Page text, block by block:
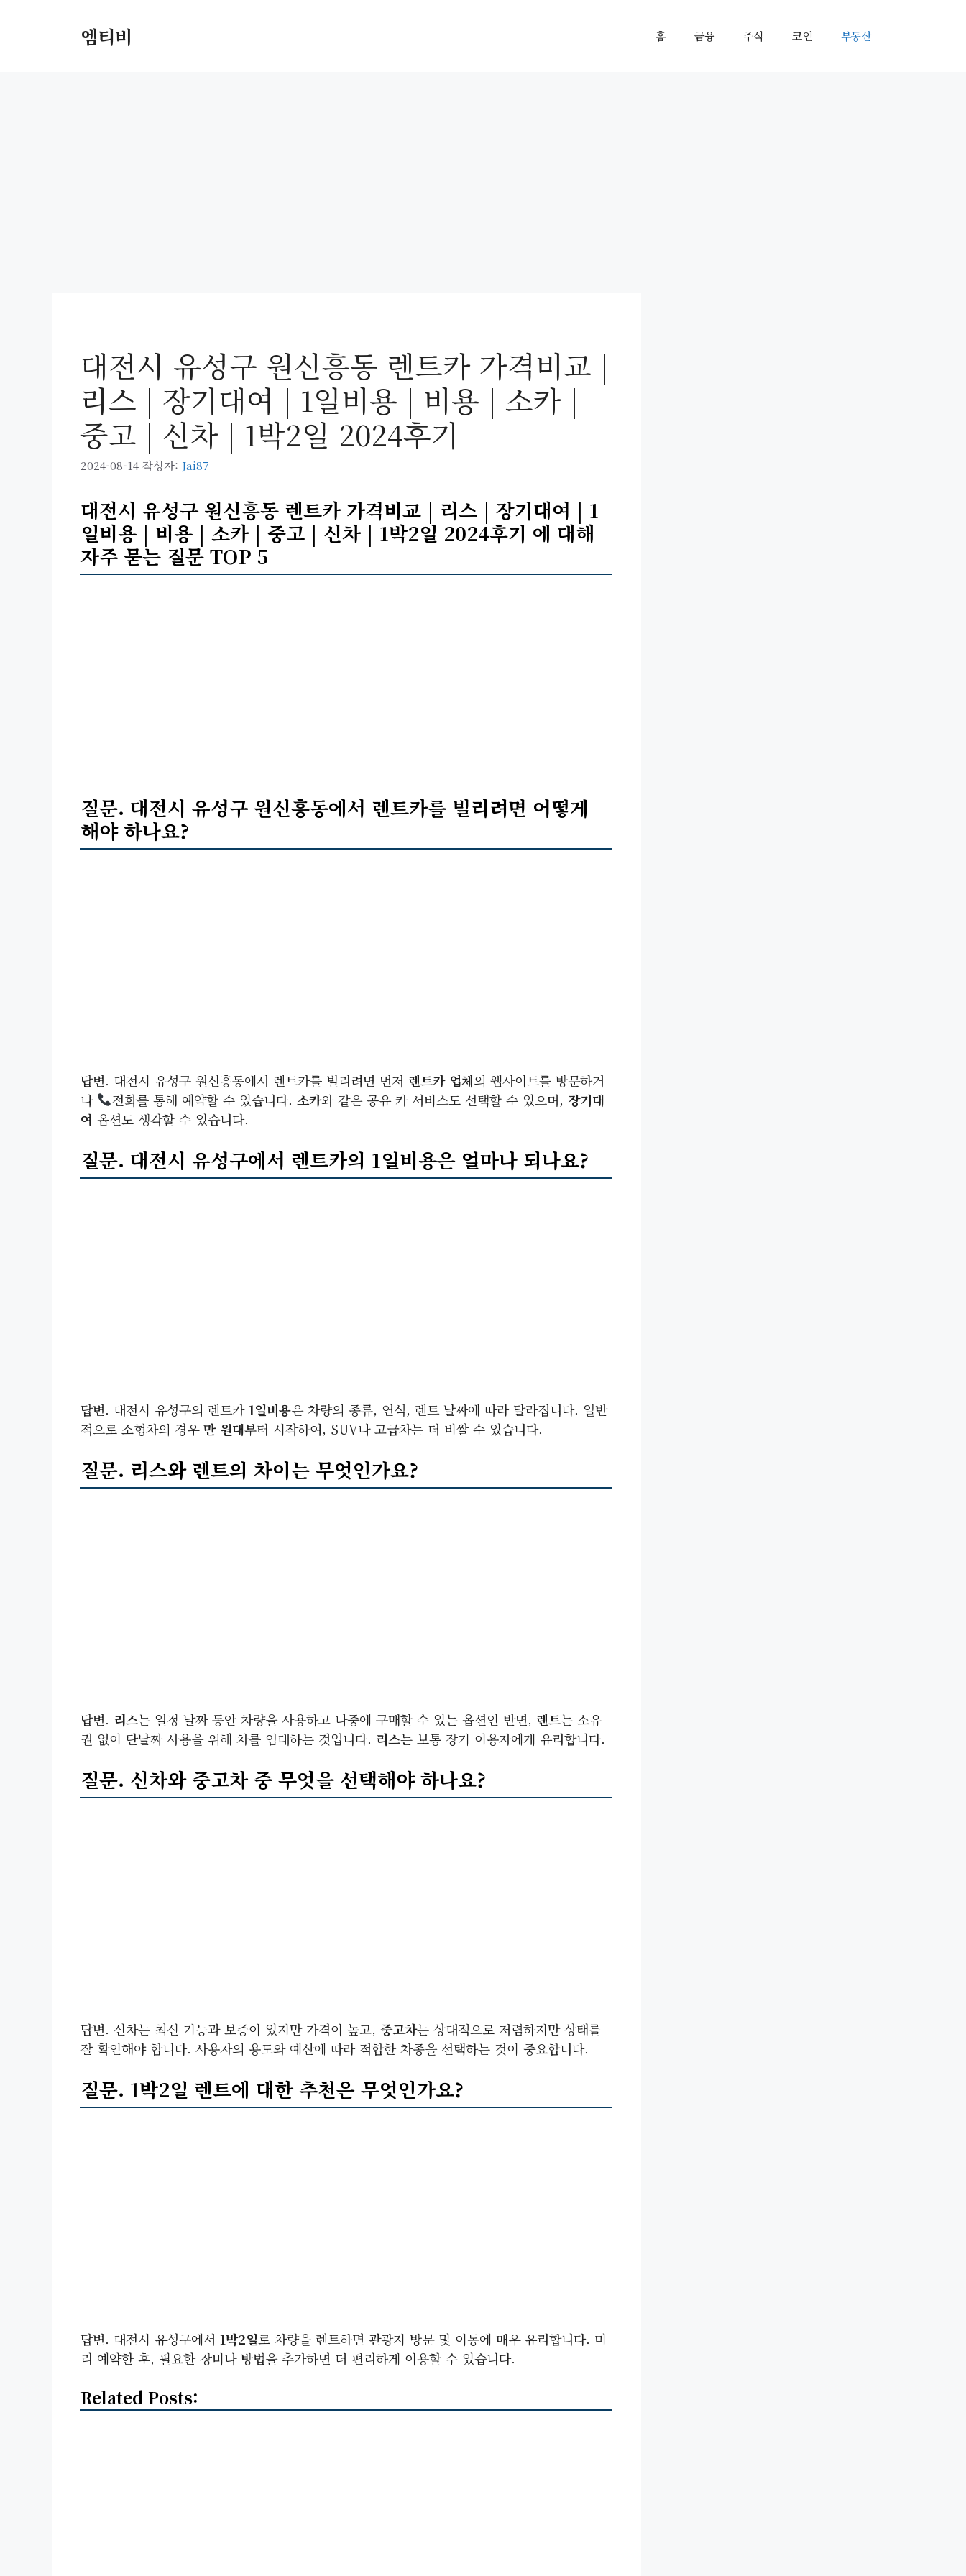
엠티비 홈 금융 주식 코인 부동산
대전시 유성구 원신흥동 렌트카 가격비교 |
리스 | 장기대여 | 1일비용 | 비용 | 소카 |
중고 | 신차 | 1박2일 2024후기
2024-08-14 작성자: Jai87
대전시 유성구 원신흥동 렌트카 가격비교 | 리스 | 장기대여 | 1
일비용 | 비용 | 소카 | 중고 | 신차 | 1박2일 2024후기 에 대해
자주 묻는 질문 TOP 5
질문. 대전시 유성구 원신흥동에서 렌트카를 빌리려면 어떻게
해야 하나요?
답변. 대전시 유성구 원신흥동에서 렌트카를 빌리려면 먼저 렌트카 업체의 웹사이트를 방문하거
나
전화를 통해 예약할 수 있습니다. 소카와 같은 공유 카 서비스도 선택할 수 있으며, 장기대
여 옵션도 생각할 수 있습니다.
질문. 대전시 유성구에서 렌트카의 1일비용은 얼마나 되나요?
답변. 대전시 유성구의 렌트카1일비용은 차량의 종류, 연식, 렌트 날짜에 따라 달라집니다. 일반
적으로 소형차의 경우만 원대부터 시작하여, SUV나 고급차는 더 비쌀 수 있습니다.
질문. 리스와 렌트의 차이는 무엇인가요?
답변. 리스는 일정 날짜 동안 차량을 사용하고 나중에 구매할 수 있는 옵션인 반면, 렌트는 소유
권 없이 단날짜 사용을 위해 차를 임대하는 것입니다. 리스는 보통 장기 이용자에게 유리합니다.
질문. 신차와 중고차 중 무엇을 선택해야 하나요?
답변. 신차는 최신 기능과 보증이 있지만 가격이 높고, 중고차는 상대적으로 저렴하지만 상태를
잘 확인해야 합니다. 사용자의 용도와 예산에 따라 적합한 차종을 선택하는 것이 중요합니다.
질문. 1박2일 렌트에 대한 추천은 무엇인가요?
답변. 대전시 유성구에서 1박2일로 차량을 렌트하면 관광지 방문 및 이동에 매우 유리합니다. 미
리 예약한 후, 필요한 장비나 방법을 추가하면 더 편리하게 이용할 수 있습니다.
Related Posts: